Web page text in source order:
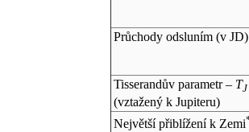
Průchody odsluním (v JD)
Tisserandův parametr – TJ
(vztažený k Jupiteru)
Největší přiblížení k Zemi